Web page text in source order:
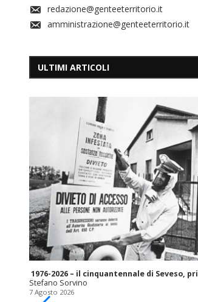
redazione@genteeterritorio.it
amministrazione@genteeterritorio.it
ULTIMI ARTICOLI
1976-2026 – il cinquantennale di Seveso,
Stefano Sorvino
7 Agosto 2026